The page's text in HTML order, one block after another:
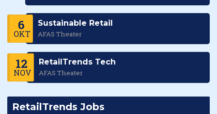
6
OKT
Sustainable Retail
AFAS Theater
12
NOV
RetailTrends Tech
AFAS Theater
RetailTrends Jobs